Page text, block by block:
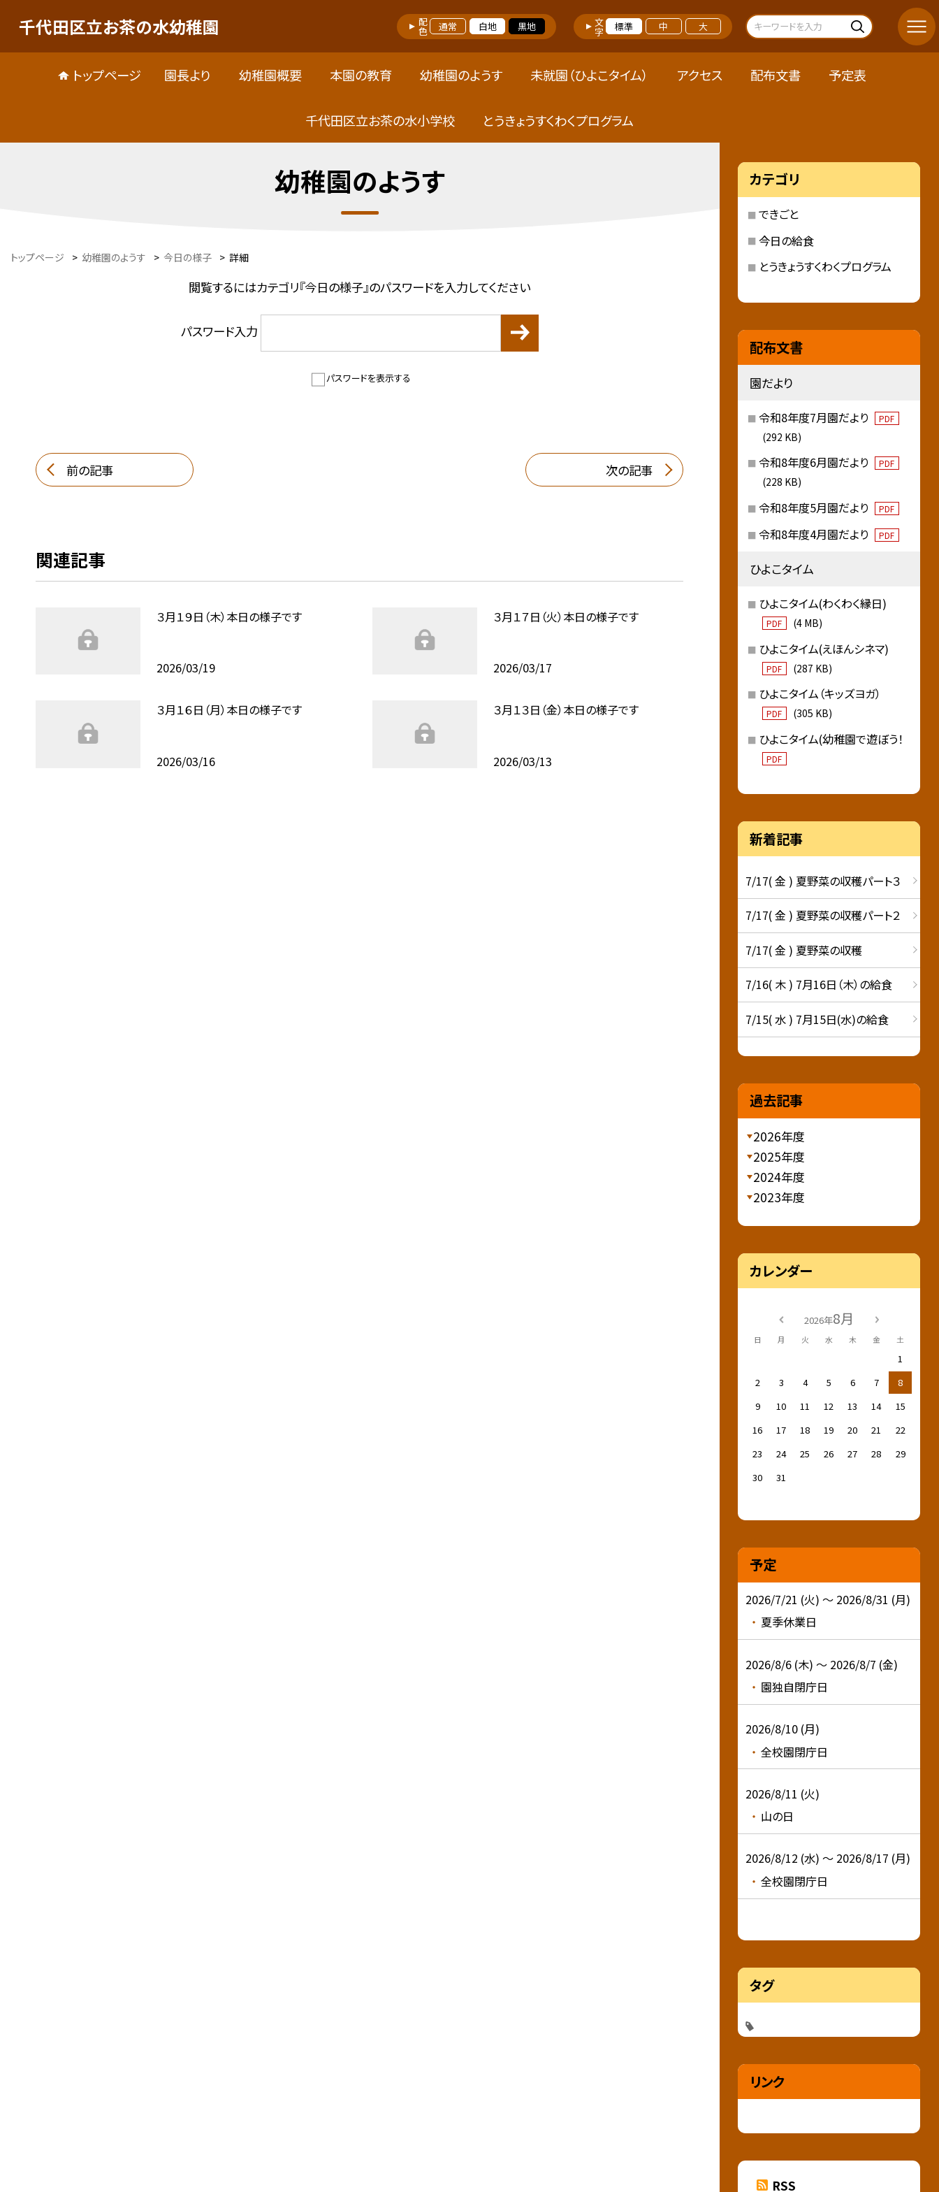
千代田区立お茶の水幼稚園 配色 通常 白地 黒地 文字 標準 中 大
トップページ 園長より 幼稚園概要 本園の教育 幼稚園のようす 未就園（ひよこタイム） アクセス 配布文書 予定表
千代田区立お茶の水小学校 とうきょうすくわくプログラム
幼稚園のようす
トップページ > 幼稚園のようす > 今日の様子 > 詳細
閲覧するにはカテゴリ『今日の様子』のパスワードを入力してください
パスワード入力
パスワードを表示する
前の記事 次の記事
関連記事
３月１９日（木）本日の様子です
2026/03/19
３月１７日（火）本日の様子です
2026/03/17
３月１６日（月）本日の様子です
2026/03/16
３月１３日（金）本日の様子です
2026/03/13
カテゴリ
できごと
今日の給食
とうきょうすくわくプログラム
配布文書
園だより
令和8年度7月園だより PDF
(292 KB)
令和8年度6月園だより PDF
(228 KB)
令和8年度5月園だより PDF
令和8年度4月園だより PDF
ひよこタイム
ひよこタイム(わくわく縁日)
PDF (4 MB)
ひよこタイム(えほんシネマ)
PDF (287 KB)
ひよこタイム（キッズヨガ）
PDF (305 KB)
ひよこタイム(幼稚園で遊ぼう！
PDF
新着記事
7/17( 金 ) 夏野菜の収穫パート３
7/17( 金 ) 夏野菜の収穫パート２
7/17( 金 ) 夏野菜の収穫
7/16( 木 ) 7月16日（木）の給食
7/15( 水 ) 7月15日(水)の給食
過去記事
2026年度
2025年度
2024年度
2023年度
カレンダー
2026年8月
日 月 火 水 木 金 土
1
2
3 4 5 6 7
8
9
10 11 12 13 14
15
16
17 18 19 20 21
22
23
24 25 26 27 28
29
30
31
予定
2026/7/21 (火) ～ 2026/8/31 (月)
夏季休業日
2026/8/6 (木) ～ 2026/8/7 (金)
園独自閉庁日
2026/8/10 (月)
全校園閉庁日
2026/8/11 (火)
山の日
2026/8/12 (水) ～ 2026/8/17 (月)
全校園閉庁日
タグ
リンク
RSS